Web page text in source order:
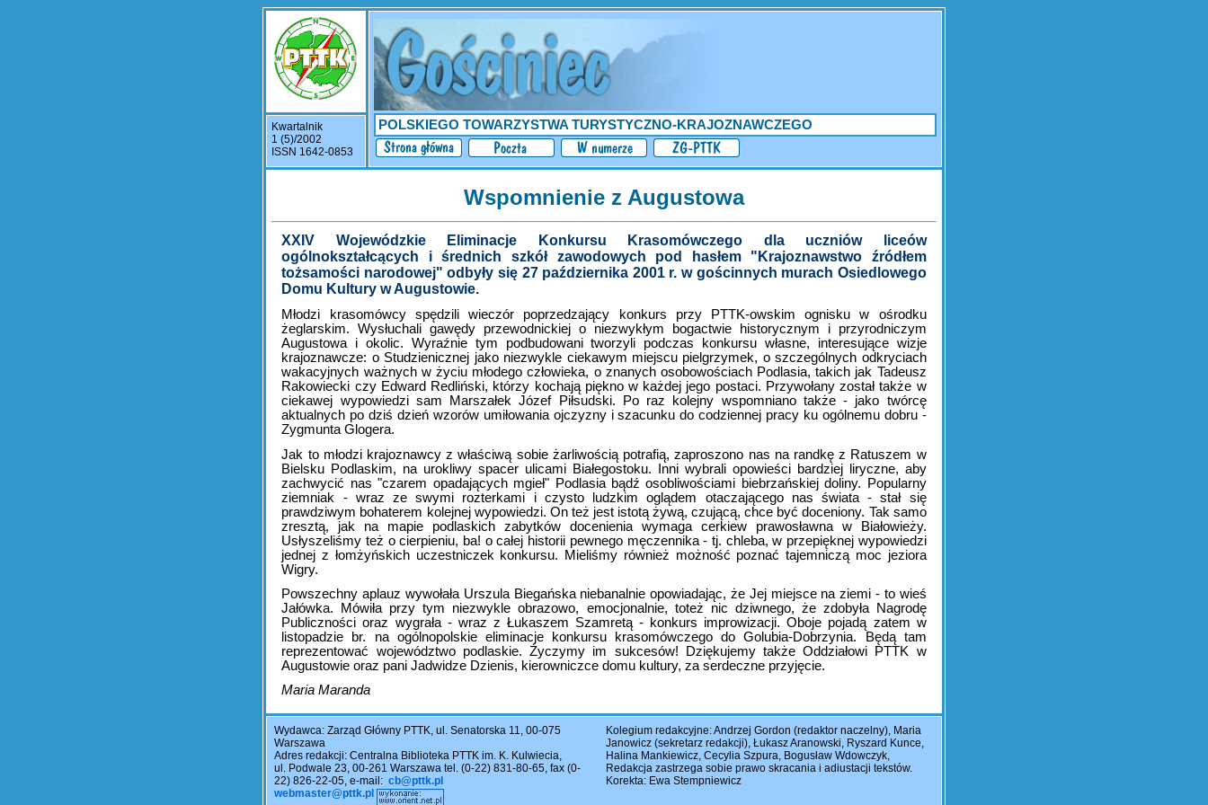
POLSKIEGO TOWARZYSTWA TURYSTYCZNO-KRAJOZNAWCZEGO
Kwartalnik
1 (5)/2002
ISSN 1642-0853
Wspomnienie z Augustowa
XXIV Wojewódzkie Eliminacje Konkursu Krasomówczego dla uczniów liceów
ogólnokształcących i średnich szkół zawodowych pod hasłem "Krajoznawstwo źródłem
tożsamości narodowej" odbyły się 27 października 2001 r. w gościnnych murach Osiedlowego
Domu Kultury w Augustowie.
Młodzi krasomówcy spędzili wieczór poprzedzający konkurs przy PTTK-owskim ognisku w ośrodku
żeglarskim. Wysłuchali gawędy przewodnickiej o niezwykłym bogactwie historycznym i przyrodniczym
Augustowa i okolic. Wyraźnie tym podbudowani tworzyli podczas konkursu własne, interesujące wizje
krajoznawcze: o Studzienicznej jako niezwykle ciekawym miejscu pielgrzymek, o szczególnych odkryciach
wakacyjnych ważnych w życiu młodego człowieka, o znanych osobowościach Podlasia, takich jak Tadeusz
Rakowiecki czy Edward Redliński, którzy kochają piękno w każdej jego postaci. Przywołany został także w
ciekawej wypowiedzi sam Marszałek Józef Piłsudski. Po raz kolejny wspomniano także - jako twórcę
aktualnych po dziś dzień wzorów umiłowania ojczyzny i szacunku do codziennej pracy ku ogólnemu dobru -
Zygmunta Glogera.
Jak to młodzi krajoznawcy z właściwą sobie żarliwością potrafią, zaproszono nas na randkę z Ratuszem w
Bielsku Podlaskim, na urokliwy spacer ulicami Białegostoku. Inni wybrali opowieści bardziej liryczne, aby
zachwycić nas "czarem opadających mgieł" Podlasia bądź osobliwościami biebrzańskiej doliny. Popularny
ziemniak - wraz ze swymi rozterkami i czysto ludzkim oglądem otaczającego nas świata - stał się
prawdziwym bohaterem kolejnej wypowiedzi. On też jest istotą żywą, czującą, chce być doceniony. Tak samo
zresztą, jak na mapie podlaskich zabytków docenienia wymaga cerkiew prawosławna w Białowieży.
Usłyszeliśmy też o cierpieniu, ba! o całej historii pewnego męczennika - tj. chleba, w przepięknej wypowiedzi
jednej z łomżyńskich uczestniczek konkursu. Mieliśmy również możność poznać tajemniczą moc jeziora
Wigry.
Powszechny aplauz wywołała Urszula Biegańska niebanalnie opowiadając, że Jej miejsce na ziemi - to wieś
Jałówka. Mówiła przy tym niezwykle obrazowo, emocjonalnie, toteż nic dziwnego, że zdobyła Nagrodę
Publiczności oraz wygrała - wraz z Łukaszem Szamretą - konkurs improwizacji. Oboje pojadą zatem w
listopadzie br. na ogólnopolskie eliminacje konkursu krasomówczego do Golubia-Dobrzynia. Będą tam
reprezentować województwo podlaskie. Życzymy im sukcesów! Dziękujemy także Oddziałowi PTTK w
Augustowie oraz pani Jadwidze Dzienis, kierowniczce domu kultury, za serdeczne przyjęcie.
Maria Maranda
Wydawca: Zarząd Główny PTTK, ul. Senatorska 11, 00-075
Warszawa
Adres redakcji: Centralna Biblioteka PTTK im. K. Kulwiecia,
ul. Podwale 23, 00-261 Warszawa tel. (0-22) 831-80-65, fax (0-
22) 826-22-05, e-mail: cb@pttk.pl
webmaster@pttk.pl
Kolegium redakcyjne: Andrzej Gordon (redaktor naczelny), Maria
Janowicz (sekretarz redakcji), Łukasz Aranowski, Ryszard Kunce,
Halina Mankiewicz, Cecylia Szpura, Bogusław Wdowczyk,
Redakcja zastrzega sobie prawo skracania i adiustacji tekstów.
Korekta: Ewa Stempniewicz